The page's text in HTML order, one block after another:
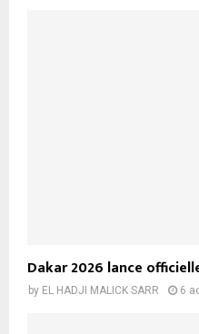
Dakar 2026 lance
by EL HADJI MALICK SARR 6